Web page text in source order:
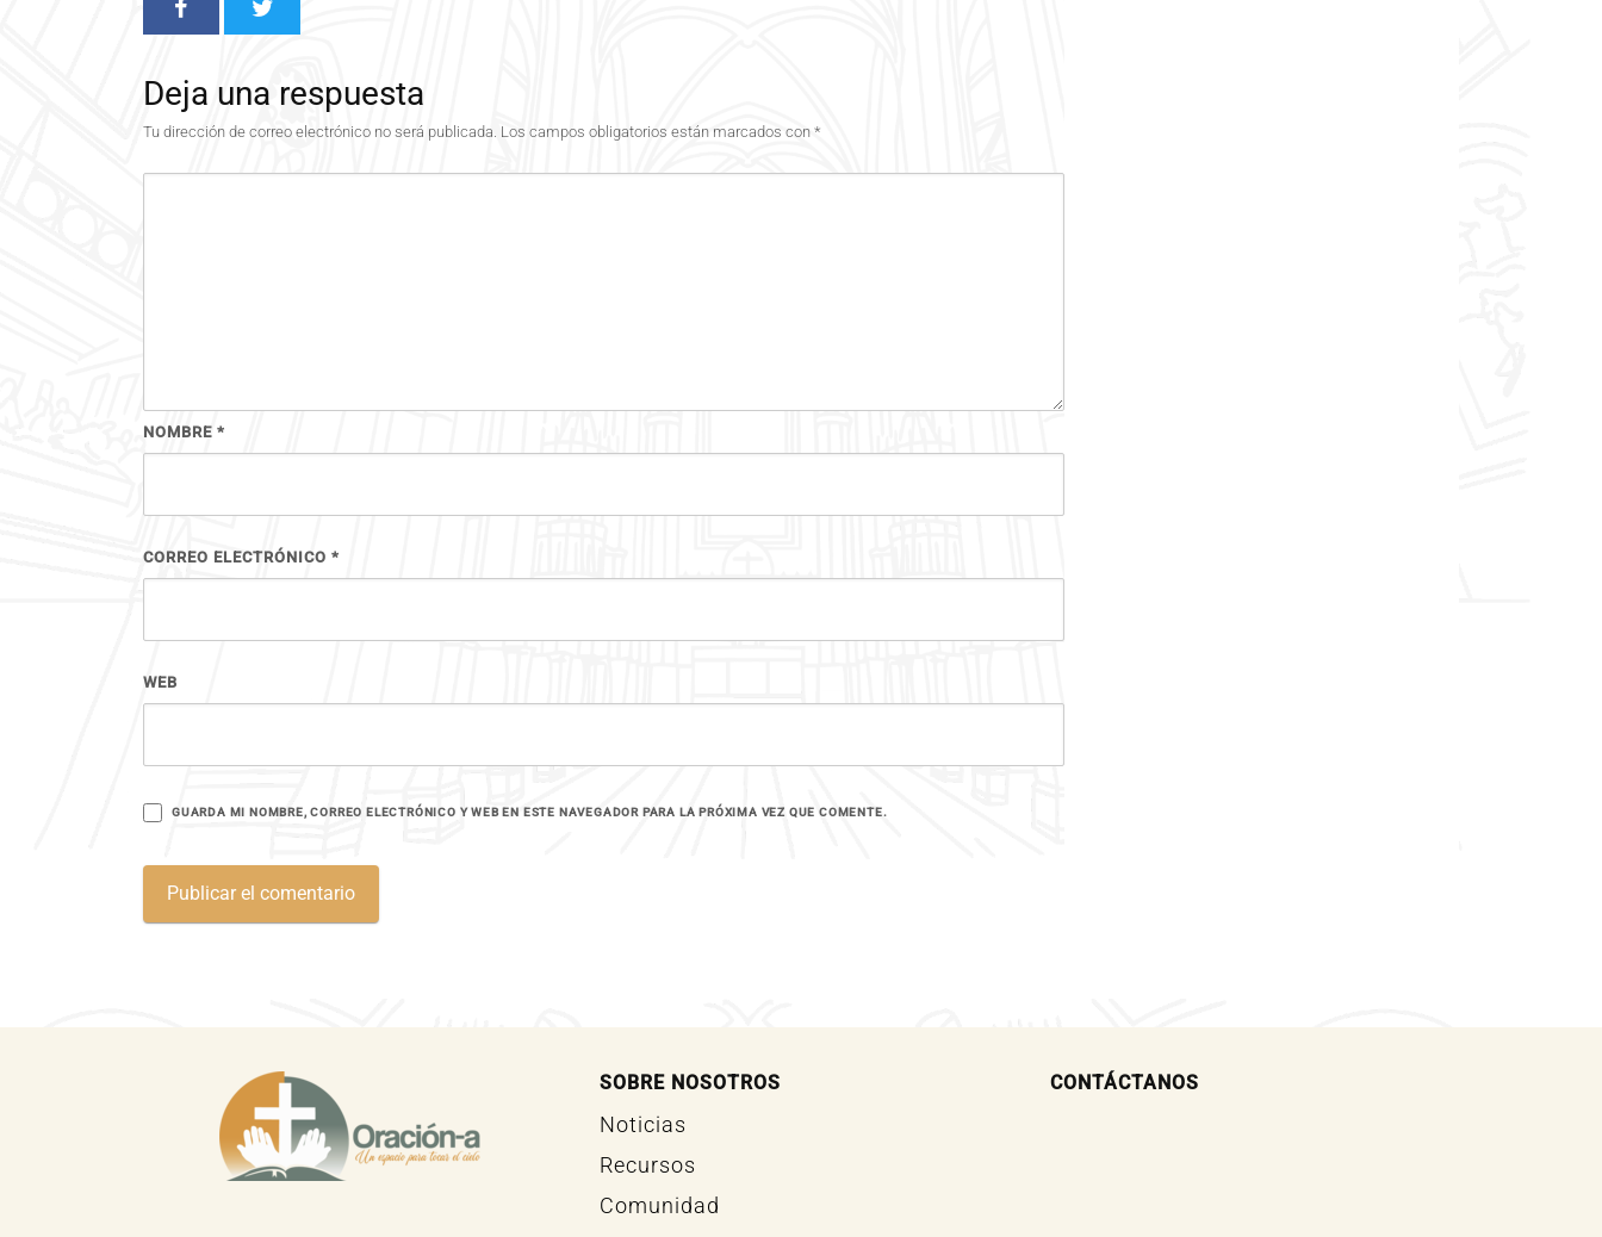
Deja una respuesta
Tu dirección de correo electrónico no será publicada. Los campos obligatorios están marcados con *
NOMBRE *
CORREO ELECTRÓNICO *
WEB
GUARDA MI NOMBRE, CORREO ELECTRÓNICO Y WEB EN ESTE NAVEGADOR PARA LA PRÓXIMA VEZ QUE COMENTE.
SOBRE NOSOTROS
Noticias
Recursos
Comunidad
CONTÁCTANOS